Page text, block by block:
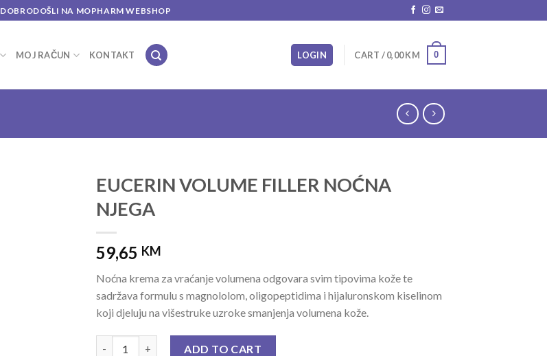
DOBRODOŠLI NA MOPHARM WEBSHOP
MOJ RAČUN KONTAKT LOGIN CART /0,00KM 0
EUCERIN VOLUME FILLER NOĆNA
NJEGA
59,65 KM
Noćna krema za vraćanje volumena odgovara svim tipovima kože te
sadržava formulu s magnololom, oligopeptidima i hijaluronskom kiselinom
koji djeluju na višestruke uzroke smanjenja volumena kože.
ADD TO CART